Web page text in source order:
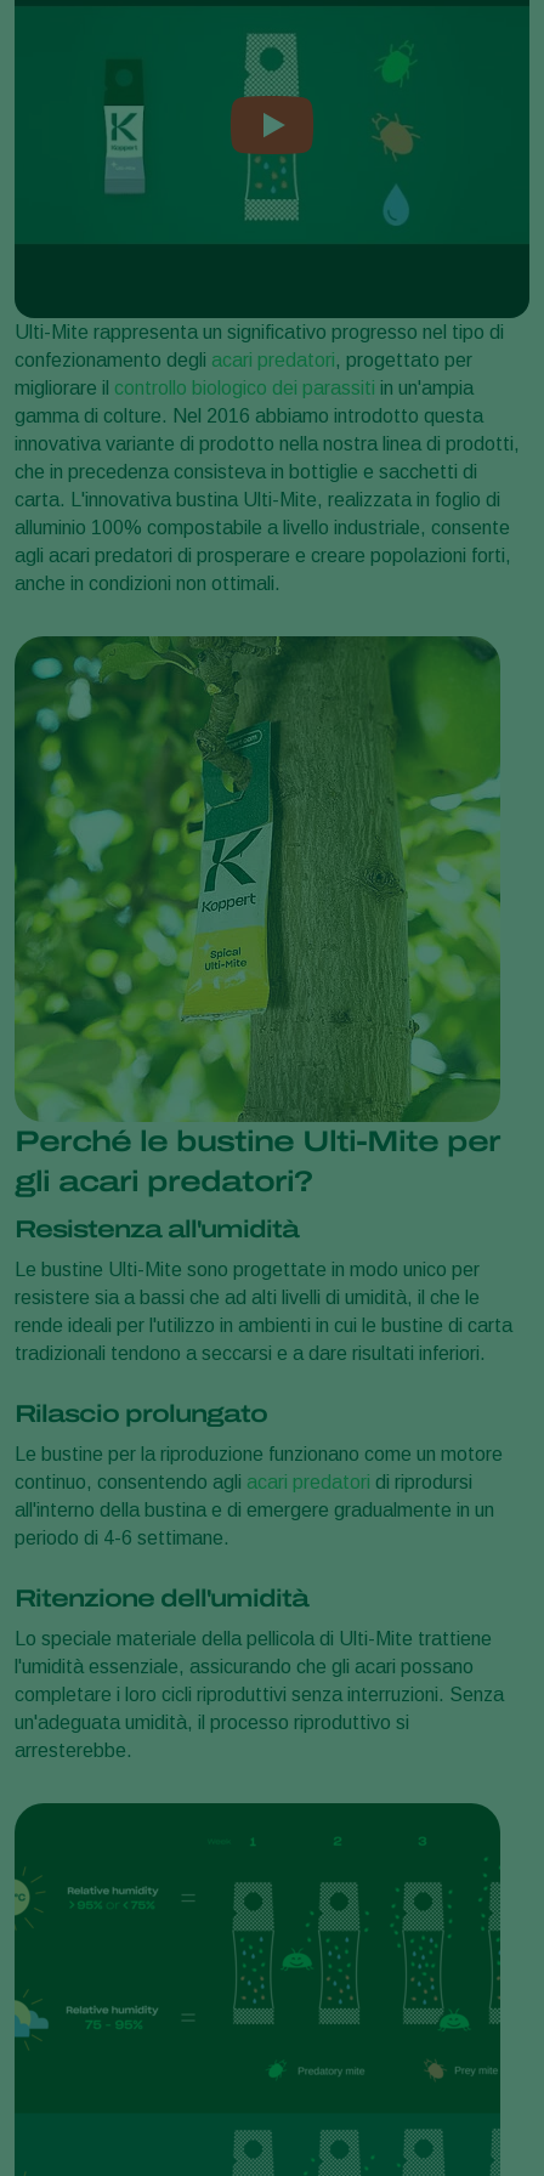
Ulti-Mite rappresenta un significativo progresso nel tipo di
confezionamento degli acari predatori, progettato per
migliorare il controllo biologico dei parassiti in un'ampia
gamma di colture. Nel 2016 abbiamo introdotto questa
innovativa variante di prodotto nella nostra linea di prodotti,
che in precedenza consisteva in bottiglie e sacchetti di
carta. L'innovativa bustina Ulti-Mite, realizzata in foglio di
alluminio 100% compostabile a livello industriale, consente
agli acari predatori di prosperare e creare popolazioni forti,
anche in condizioni non ottimali.
Perché le bustine Ulti-Mite per
gli acari predatori?
Resistenza all'umidità
Le bustine Ulti-Mite sono progettate in modo unico per
resistere sia a bassi che ad alti livelli di umidità, il che le
rende ideali per l'utilizzo in ambienti in cui le bustine di carta
tradizionali tendono a seccarsi e a dare risultati inferiori.
Rilascio prolungato
Le bustine per la riproduzione funzionano come un motore
continuo, consentendo agli acari predatori di riprodursi
all'interno della bustina e di emergere gradualmente in un
periodo di 4-6 settimane.
Ritenzione dell'umidità
Lo speciale materiale della pellicola di Ulti-Mite trattiene
l'umidità essenziale, assicurando che gli acari possano
completare i loro cicli riproduttivi senza interruzioni. Senza
un'adeguata umidità, il processo riproduttivo si
arresterebbe.